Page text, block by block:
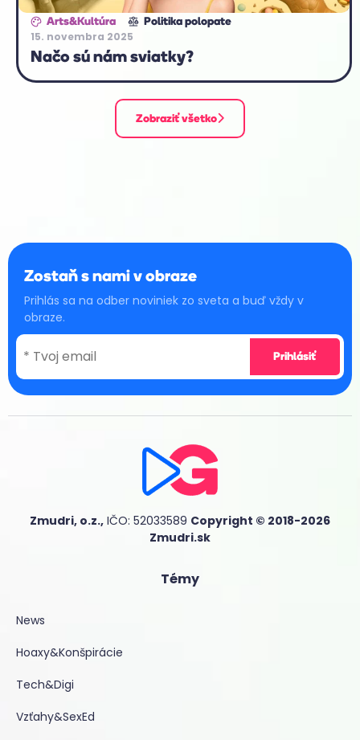
Arts&Kultúra
Politika polopate
15. novembra 2025
Načo sú nám sviatky?
Zobraziť všetko
Zostaň s nami v obraze
Prihlás sa na odber noviniek zo sveta a buď vždy v
obraze.
Zmudri, o.z., IČO: 52033589 Copyright © 2018-2026
Zmudri.sk
Témy
News
Hoaxy&Konšpirácie
Tech&Digi
Vzťahy&SexEd